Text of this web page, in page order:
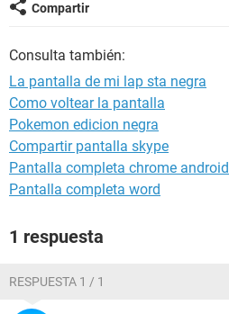
Compartir
Consulta también:
La pantalla de mi lap sta negra
Como voltear la pantalla
Pokemon edicion negra
Compartir pantalla skype
Pantalla completa chrome android
Pantalla completa word
1 respuesta
RESPUESTA 1 / 1